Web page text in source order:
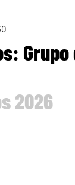
Grupo
2026